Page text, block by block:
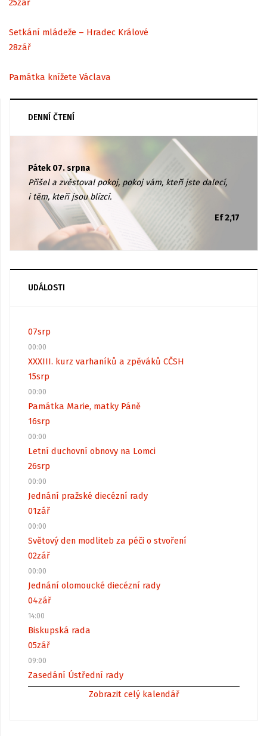
25zář
Setkání mládeže – Hradec Králové
28zář
Památka knížete Václava
DENNÍ ČTENÍ
Pátek 07. srpna
Přišel a zvěstoval pokoj, pokoj vám, kteří jste dalecí,
i těm, kteří jsou blízcí.
Ef 2,17
UDÁLOSTI
07srp
00:00
XXXIII. kurz varhaníků a zpěváků CČSH
15srp
00:00
Památka Marie, matky Páně
16srp
00:00
Letní duchovní obnovy na Lomci
26srp
00:00
Jednání pražské diecézní rady
01zář
00:00
Světový den modliteb za péči o stvoření
02zář
00:00
Jednání olomoucké diecézní rady
04zář
14:00
Biskupská rada
05zář
09:00
Zasedání Ústřední rady
Zobrazit celý kalendář